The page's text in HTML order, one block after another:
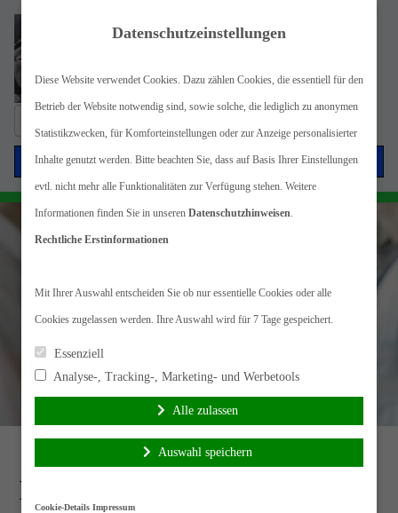
nach: Menü
Krankenzusatz
Krankenzusatz
Datenschutzeinstellungen
Diese Website verwendet Cookies. Dazu zählen Cookies, die essentiell für den
Betrieb der Website notwendig sind, sowie solche, die lediglich zu anonymen
Statistikzwecken, für Komforteinstellungen oder zur Anzeige personalisierter
Inhalte genutzt werden. Bitte beachten Sie, dass auf Basis Ihrer Einstellungen
evtl. nicht mehr alle Funktionalitäten zur Verfügung stehen. Weitere
Informationen finden Sie in unseren Datenschutzhinweisen.
Rechtliche Erstinformationen
Mit Ihrer Auswahl entscheiden Sie ob nur essentielle Cookies oder alle
Cookies zugelassen werden. Ihre Auswahl wird für 7 Tage gespeichert.
Essenziell
Analyse-, Tracking-, Marketing- und Werbetools
Alle zulassen
Auswahl speichern
Cookie-Details Impressum